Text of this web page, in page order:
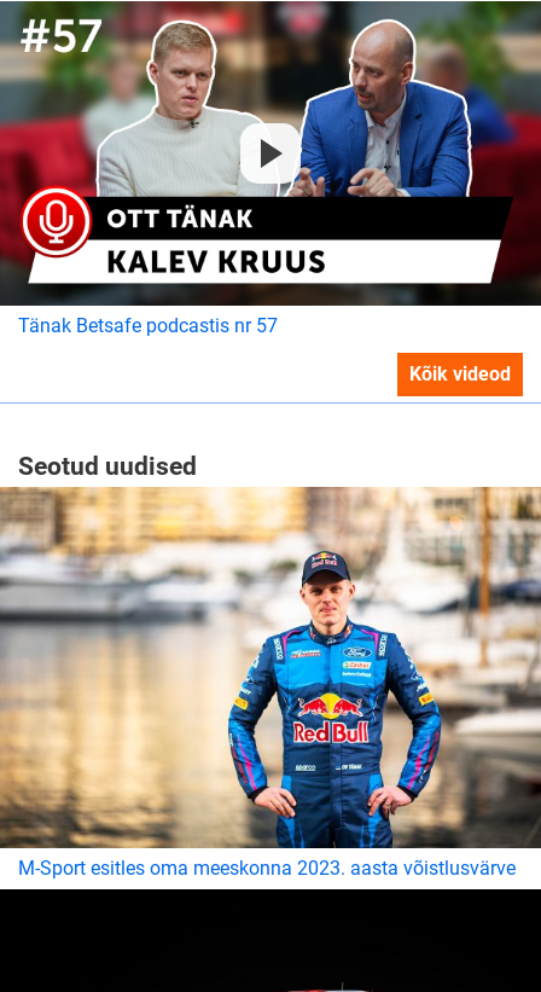
Tänak Betsafe podcastis nr 57
Kõik videod
Seotud uudised
M-Sport esitles oma meeskonna 2023. aasta võistlusvärve